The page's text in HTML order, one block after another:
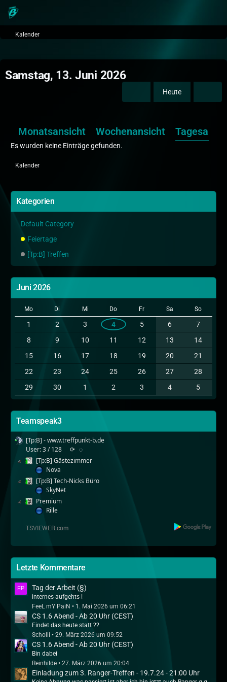
Kalender
Samstag, 13. Juni 2026
Heute
Monatsansicht Wochenansicht
Es wurden keine Einträge gefunden.
Kalender
Kategorien
Default Category
Feiertage
[Tp:B] Treffen
Juni 2026
Mo Di Mi Do Fr Sa So
1 2 3 4 5 6
7
8
9 10 11 12 13
14
15
16 17 18 19 20
21
22
23 24 25 26 27
28
29
30 1 2 3 4 5
Teamspeak3
[Tp:B] - www.treffpunkt-b.de
User: 3 / 128
⟳ ◌
[Tp:B] Gästezimmer
Nova
[Tp:B] Tech-Nicks Büro
SkyNet
Premium
Rille
Letzte Kommentare
Tag der Arbeit (§)
internes aufgehts !
FeeL mY PaiN
1. Mai 2026 um 06:21
CS 1.6 Abend - Ab 20 Uhr (CEST)
Findet das heute statt ??
Scholli
29. März 2026 um 09:52
CS 1.6 Abend - Ab 20 Uhr (CEST)
Bin dabei
Reinhilde
27. März 2026 um 20:04
Einladung zum 3. Ranger-Treffen - 19.7.24 - 21:00 Uhr